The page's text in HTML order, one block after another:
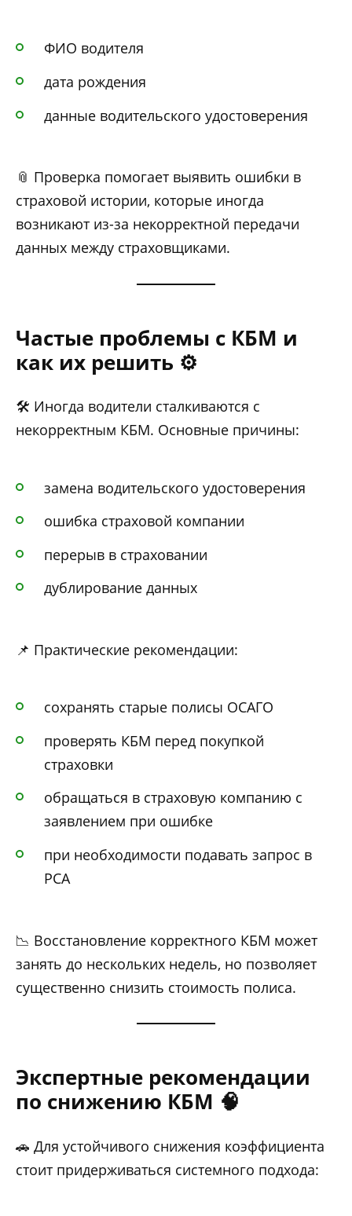
ФИО водителя
дата рождения
данные водительского удостоверения
📎 Проверка помогает выявить ошибки в
страховой истории, которые иногда
возникают из-за некорректной передачи
данных между страховщиками.
Частые проблемы с КБМ и
как их решить ⚙️
🛠 Иногда водители сталкиваются с
некорректным КБМ. Основные причины:
замена водительского удостоверения
ошибка страховой компании
перерыв в страховании
дублирование данных
📌 Практические рекомендации:
сохранять старые полисы ОСАГО
проверять КБМ перед покупкой
страховки
обращаться в страховую компанию с
заявлением при ошибке
при необходимости подавать запрос в
РСА
📉 Восстановление корректного КБМ может
занять до нескольких недель, но позволяет
существенно снизить стоимость полиса.
Экспертные рекомендации
по снижению КБМ 🧠
🚗 Для устойчивого снижения коэффициента
стоит придерживаться системного подхода: